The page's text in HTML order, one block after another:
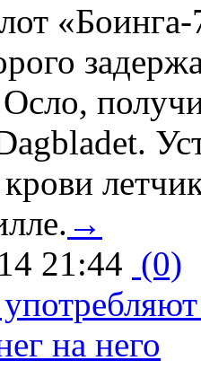
Осло,
крови
→
21:44 (0)
на него